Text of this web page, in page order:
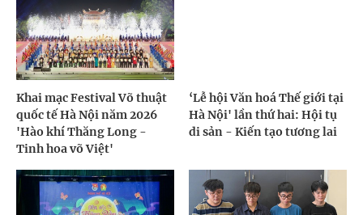
Khai mạc Festival Võ thuật
quốc tế Hà Nội năm 2026
'Hào khí Thăng Long -
Tinh hoa võ Việt'
‘Lễ hội Văn hoá Thế giới tại
Hà Nội' lần thứ hai: Hội tụ
di sản - Kiến tạo tương lai